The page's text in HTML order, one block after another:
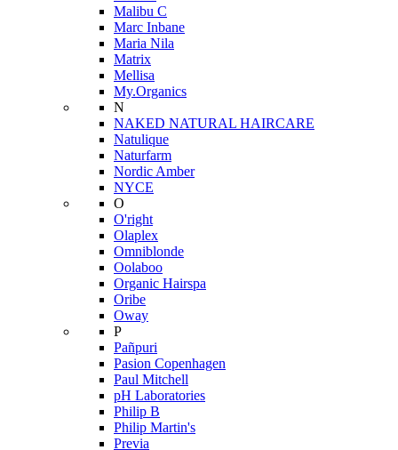
Malibu C
Marc Inbane
Maria Nila
Matrix
Mellisa
My.Organics
N
NAKED NATURAL HAIRCARE
Natulique
Naturfarm
Nordic Amber
NYCE
O
O'right
Olaplex
Omniblonde
Oolaboo
Organic Hairspa
Oribe
Oway
P
Pañpuri
Pasion Copenhagen
Paul Mitchell
pH Laboratories
Philip B
Philip Martin's
Previa